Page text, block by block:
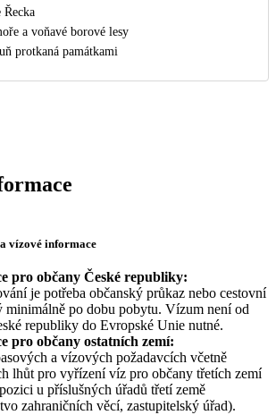
Řecka
a voňavé borové lesy
protkaná památkami
vízové informace
pro občany České republiky:
je potřeba občanský průkaz nebo cestovní
minimálně po dobu pobytu. Vízum není od
republiky do Evropské Unie nutné.
pro občany ostatních zemí:
a vízových požadavcích včetně
lhůt pro vyřízení víz pro občany třetích zemí
u příslušných úřadů třetí země
zahraničních věcí, zastupitelský úřad).